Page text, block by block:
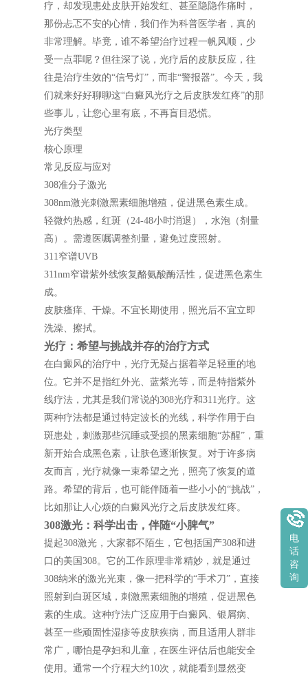
疗，却发现患处皮肤开始发红、甚至隐隐作痛时，
那份忐忑不安的心情，我们作为科普医学者，真的
非常理解。毕竟，谁不希望治疗过程一帆风顺，少
受一点罪呢？但往深了说，光疗后的皮肤反应，往
往是治疗生效的“信号灯”，而非“警报器”。今天，我
们就来好好聊聊这“白癜风光疗之后皮肤发红疼”的那
些事儿，让您心里有底，不再盲目恐慌。
光疗类型
核心原理
常见反应与应对
308准分子激光
308nm激光刺激黑素细胞增殖，促进黑色素生成。
轻微灼热感，红斑（24-48小时消退），水泡（剂量
高）。需遵医嘱调整剂量，避免过度照射。
311窄谱UVB
311nm窄谱紫外线恢复酪氨酸酶活性，促进黑色素生
成。
皮肤瘙痒、干燥。不宜长期使用，照光后不宜立即
洗澡、擦拭。
光疗：希望与挑战并存的治疗方式
在白癜风的治疗中，光疗无疑占据着举足轻重的地
位。它并不是指红外光、蓝紫光等，而是特指紫外
线疗法，尤其是我们常说的308光疗和311光疗。这
两种疗法都是通过特定波长的光线，科学作用于白
斑患处，刺激那些沉睡或受损的黑素细胞“苏醒”，重
新开始合成黑色素，让肤色逐渐恢复。对于许多病
友而言，光疗就像一束希望之光，照亮了恢复的道
路。希望的背后，也可能伴随着一些小小的“挑战”，
比如那让人心烦的白癜风光疗之后皮肤发红疼。
308激光：科学出击，伴随“小脾气”
提起308激光，大家都不陌生，它包括国产308和进
口的美国308。它的工作原理非常精妙，就是通过
308纳米的激光光束，像一把科学的“手术刀”，直接
照射到白斑区域，刺激黑素细胞的增殖，促进黑色
素的生成。这种疗法广泛应用于白癜风、银屑病、
甚至一些顽固性湿疹等皮肤疾病，而且适用人群非
常广，哪怕是孕妇和儿童，在医生评估后也能安全
使用。通常一个疗程大约10次，就能看到显然变
电
话
咨
询